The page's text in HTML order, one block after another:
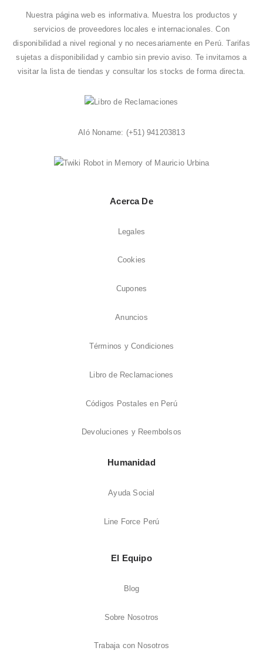
Nuestra página web es informativa. Muestra los productos y
servicios de proveedores locales e internacionales. Con
disponibilidad a nivel regional y no necesariamente en Perú. Tarifas
sujetas a disponibilidad y cambio sin previo aviso. Te invitamos a
visitar la lista de tiendas y consultar los stocks de forma directa.
Aló Noname: (+51) 941203813
Acerca De
Legales
Cookies
Cupones
Anuncios
Términos y Condiciones
Libro de Reclamaciones
Códigos Postales en Perú
Devoluciones y Reembolsos
Humanidad
Ayuda Social
Line Force Perú
El Equipo
Blog
Sobre Nosotros
Trabaja con Nosotros